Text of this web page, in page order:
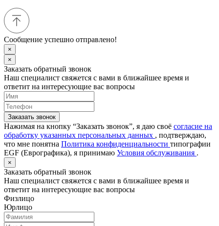
Сообщение успешно отправлено!
×
×
Заказать обратный звонок
Наш специалист свяжется с вами в ближайшее время и
ответит на интересующие вас вопросы
Заказать звонок
Нажимая на кнопку “Заказать звонок”, я даю своё согласие на
обработку указанных персональных данных , подтверждаю,
что мне понятна Политика конфиденциальности типографии
EGF (Еврографика), я принимаю Условия обслуживания .
×
Заказать обратный звонок
Наш специалист свяжется с вами в ближайшее время и
ответит на интересующие вас вопросы
Физлицо
Юрлицо